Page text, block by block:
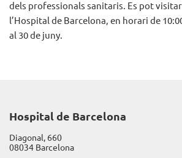
dels professionals sanitaris. Es pot visitar
l’Hospital de Barcelona, en horari de
al 30 de juny.
Hospital de Barcelona
Diagonal, 660
08034 Barcelona